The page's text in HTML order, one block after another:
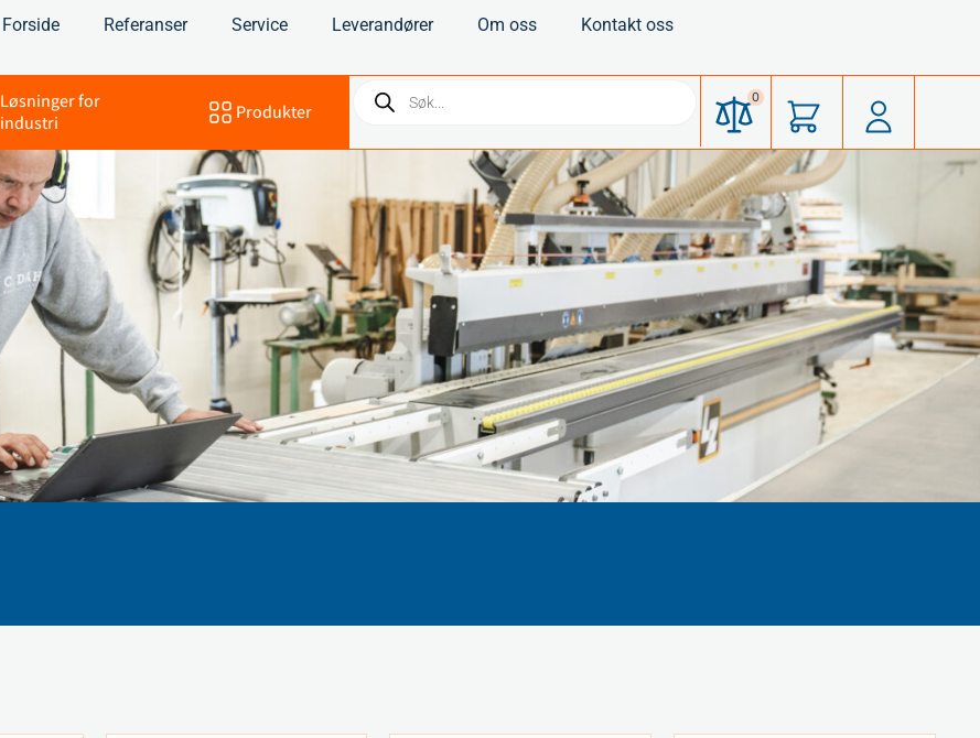
Forside Referanser Service Leverandører Om oss Kontakt oss
Løsninger for
industri
Produkter
0